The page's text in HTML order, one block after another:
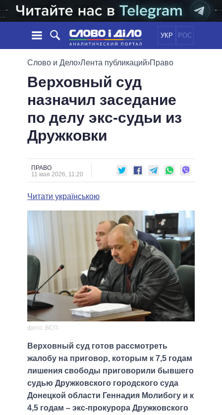
УКР РОС
НОВОСТИ
ЛЕНТА
СОБЫТИЯ
СТАТЬИ
МНЕНИЯ
ОБЗОРЫ
ДАЙДЖЕСТЫ
ПОЛИТИКА
ЭКОНОМИКА
ОБЩЕСТВО
МИР
ОБЕЩАНИЯ
ПОЛИТИКИ
ВСЕ ПОЛИТИКИ
ПРЕЗИДЕНТ И ОФИС
ВЕРХОВНАЯ РАДА
КАБИНЕТ МИНИСТРОВ
МЭРЫ
ИНФОГРАФИКА
ПОДДЕРЖАТЬ
СРАВНЕНИЕ ПОЛИТИКОВ
Слово и Дело›Лента публикаций›Право
Верховный суд
назначил заседание
по делу экс-судьи из
Дружковки
ПРАВО
11 мая 2026, 11:20
Читати українською
фото: ВСП
Верховный суд готов рассмотреть
жалобу на приговор, которым к 7,5 годам
лишения свободы приговорили бывшего
судью Дружковского городского суда
Донецкой области Геннадия Молибогу и к
4,5 годам – экс-прокурора Дружковского